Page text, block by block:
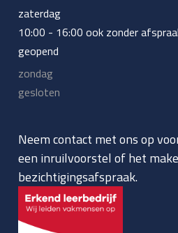
zaterdag
10:00 - 16:00 ook zonder
geopend
zondag
gesloten
Neem contact met ons op
een inruilvoorstel of het
bezichtigingsafspraak.